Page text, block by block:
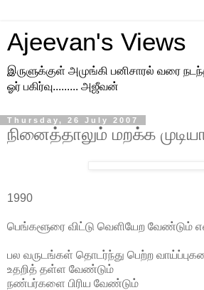
Ajeevan's Views
இருளுக்குள் அமுங்கி பனிசாரல் வரை
ஓர் பகிர்வு......... அஜீவன்
Thursday, 26 July 2007
நினைத்தாலும் மறக்க
1990
பெங்களூரை விட்டு வெளியேற வேண்டும்
பல வருடங்கள் தொடர்ந்து பெற்ற
உதறித் தள்ள வேண்டும்
நண்பர்களை பிரிய வேண்டும்